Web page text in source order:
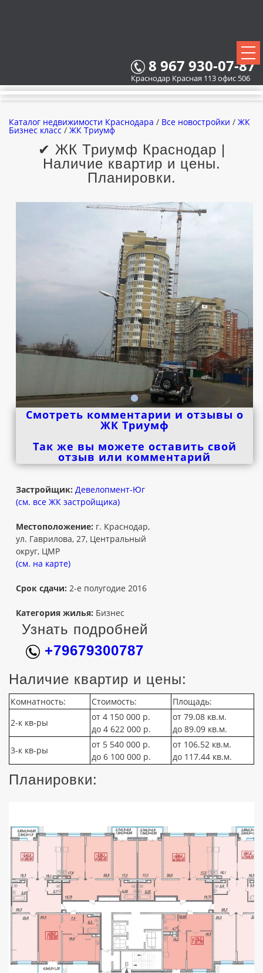
8 967 930-07-87
Краснодар Красная 113 офис 506
ВСЕ НОВОСТРОЙКИ
ЗАСТРОЙЩИКИ
ВСЕ КОТТЕДЖНЫЕ ПОСЕЛКИ
Каталог недвижимости Краснодара / Все новостройки / ЖК
Бизнес класс / ЖК Триумф
✔ ЖК Триумф Краснодар |
Наличие квартир и цены.
Планировки.
Смотреть комментарии и отзывы о
ЖК Триумф
Так же вы можете оставить свой
отзыв или комментарий
Застройщик: Девелопмент-Юг
(см. все ЖК застройщика)
Местоположение: г. Краснодар,
ул. Гаврилова, 27, Центральный
округ, ЦМР
(см. на карте)
Срок сдачи: 2-е полугодие 2016
Категория жилья: Бизнес
Узнать подробней
+79679300787
Наличие квартир и цены:
Комнатность: Стоимость:
Площадь:
2-к кв-ры
от 4 150 000 р.
до 4 622 000 р.
от 79.08 кв.м.
до 89.09 кв.м.
3-к кв-ры
от 5 540 000 р.
до 6 100 000 р.
от 106.52 кв.м.
до 117.44 кв.м.
Планировки: